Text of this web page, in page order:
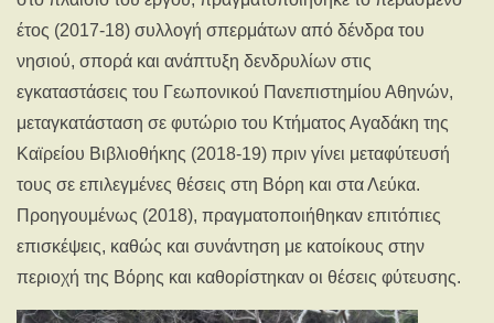
έτος (2017-18) συλλογή σπερμάτων από δένδρα του
νησιού, σπορά και ανάπτυξη δενδρυλίων στις
εγκαταστάσεις του Γεωπονικού Πανεπιστημίου Αθηνών,
μεταγκατάσταση σε φυτώριο του Κτήματος Αγαδάκη της
Καϊρείου Βιβλιοθήκης (2018-19) πριν γίνει μεταφύτευσή
τους σε επιλεγμένες θέσεις στη Βόρη και στα Λεύκα.
Προηγουμένως (2018), πραγματοποιήθηκαν επιτόπιες
επισκέψεις, καθώς και συνάντηση με κατοίκους στην
περιοχή της Βόρης και καθορίστηκαν οι θέσεις φύτευσης.